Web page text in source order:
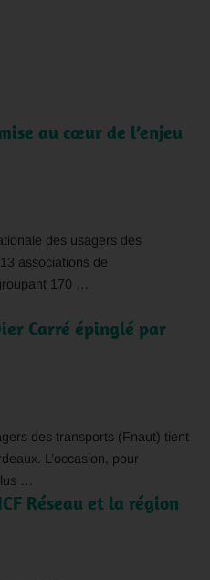
au cœur de l’enjeu
des usagers des
associations de
170 …
Carré épinglé par
des transports (Fnaut) tient
L’occasion, pour
…
Réseau et la région